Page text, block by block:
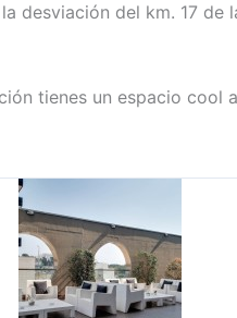
desviación del km. 17
tienes un espacio